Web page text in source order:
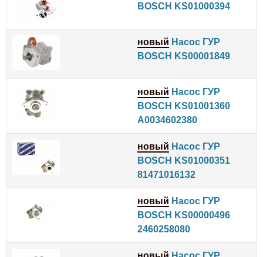
BOSCH KS01000394
новый Насос ГУР
BOSCH KS00001849
новый Насос ГУР
BOSCH KS01001360
A0034602380
новый Насос ГУР
BOSCH KS01000351
81471016132
новый Насос ГУР
BOSCH KS00000496
2460258080